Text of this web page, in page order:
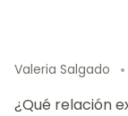
Valeria Salgado
¿Qué relación